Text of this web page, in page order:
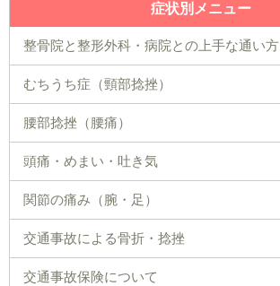
症状別メニュー
整骨院と整形外科・病院との上手な通い方
むちうち症（頸部捻挫）
腰部捻挫（腰痛）
頭痛・めまい・吐き気
関節の痛み（腕・足）
交通事故による骨折・捻挫
交通事故保険について